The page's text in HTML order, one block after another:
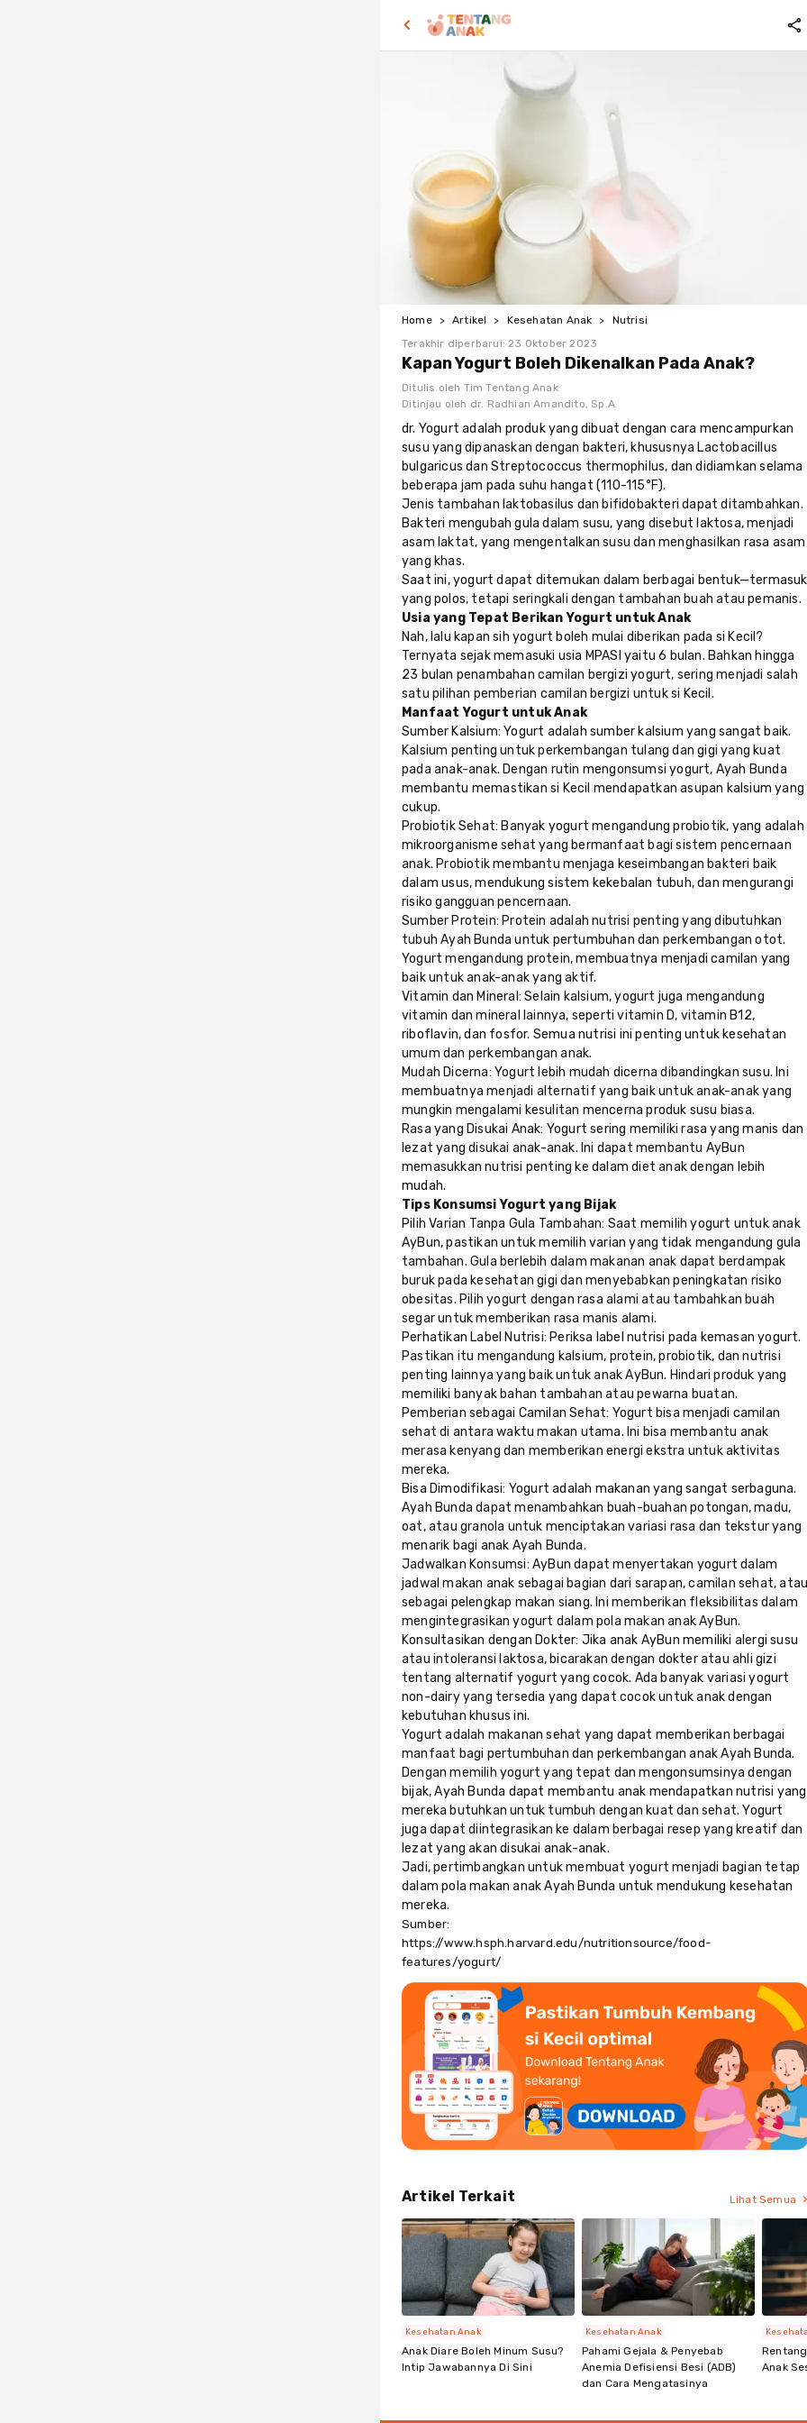
Home > Artikel > Kesehatan Anak >
Nutrisi
Terakhir diperbarui:23 Oktober 2023
Kapan Yogurt Boleh Dikenalkan Pada Anak?
Ditulis oleh Tim Tentang Anak
Ditinjau oleh dr. Radhian Amandito, Sp.A
dr. Yogurt adalah produk yang dibuat dengan cara mencampurkan
susu yang dipanaskan dengan bakteri, khususnya Lactobacillus
bulgaricus dan Streptococcus thermophilus, dan didiamkan selama
beberapa jam pada suhu hangat (110-115°F).
Jenis tambahan laktobasilus dan bifidobakteri dapat ditambahkan.
Bakteri mengubah gula dalam susu, yang disebut laktosa, menjadi
asam laktat, yang mengentalkan susu dan menghasilkan rasa asam
yang khas.
Saat ini, yogurt dapat ditemukan dalam berbagai bentuk—termasuk
yang polos, tetapi seringkali dengan tambahan buah atau pemanis.
Usia yang Tepat Berikan Yogurt untuk Anak
Nah, lalu kapan sih yogurt boleh mulai diberikan pada si Kecil?
Ternyata sejak memasuki usia MPASI yaitu 6 bulan. Bahkan hingga
23 bulan penambahan camilan bergizi yogurt, sering menjadi salah
satu pilihan pemberian camilan bergizi untuk si Kecil.
Manfaat Yogurt untuk Anak
Sumber Kalsium: Yogurt adalah sumber kalsium yang sangat baik.
Kalsium penting untuk perkembangan tulang dan gigi yang kuat
pada anak-anak. Dengan rutin mengonsumsi yogurt, Ayah Bunda
membantu memastikan si Kecil mendapatkan asupan kalsium yang
cukup.
Probiotik Sehat: Banyak yogurt mengandung probiotik, yang adalah
mikroorganisme sehat yang bermanfaat bagi sistem pencernaan
anak. Probiotik membantu menjaga keseimbangan bakteri baik
dalam usus, mendukung sistem kekebalan tubuh, dan mengurangi
risiko gangguan pencernaan.
Sumber Protein: Protein adalah nutrisi penting yang dibutuhkan
tubuh Ayah Bunda untuk pertumbuhan dan perkembangan otot.
Yogurt mengandung protein, membuatnya menjadi camilan yang
baik untuk anak-anak yang aktif.
Vitamin dan Mineral: Selain kalsium, yogurt juga mengandung
vitamin dan mineral lainnya, seperti vitamin D, vitamin B12,
riboflavin, dan fosfor. Semua nutrisi ini penting untuk kesehatan
umum dan perkembangan anak.
Mudah Dicerna: Yogurt lebih mudah dicerna dibandingkan susu. Ini
membuatnya menjadi alternatif yang baik untuk anak-anak yang
mungkin mengalami kesulitan mencerna produk susu biasa.
Rasa yang Disukai Anak: Yogurt sering memiliki rasa yang manis dan
lezat yang disukai anak-anak. Ini dapat membantu AyBun
memasukkan nutrisi penting ke dalam diet anak dengan lebih
mudah.
Tips Konsumsi Yogurt yang Bijak
Pilih Varian Tanpa Gula Tambahan: Saat memilih yogurt untuk anak
AyBun, pastikan untuk memilih varian yang tidak mengandung gula
tambahan. Gula berlebih dalam makanan anak dapat berdampak
buruk pada kesehatan gigi dan menyebabkan peningkatan risiko
obesitas. Pilih yogurt dengan rasa alami atau tambahkan buah
segar untuk memberikan rasa manis alami.
Perhatikan Label Nutrisi: Periksa label nutrisi pada kemasan yogurt.
Pastikan itu mengandung kalsium, protein, probiotik, dan nutrisi
penting lainnya yang baik untuk anak AyBun. Hindari produk yang
memiliki banyak bahan tambahan atau pewarna buatan.
Pemberian sebagai Camilan Sehat: Yogurt bisa menjadi camilan
sehat di antara waktu makan utama. Ini bisa membantu anak
merasa kenyang dan memberikan energi ekstra untuk aktivitas
mereka.
Bisa Dimodifikasi: Yogurt adalah makanan yang sangat serbaguna.
Ayah Bunda dapat menambahkan buah-buahan potongan, madu,
oat, atau granola untuk menciptakan variasi rasa dan tekstur yang
menarik bagi anak Ayah Bunda.
Jadwalkan Konsumsi: AyBun dapat menyertakan yogurt dalam
jadwal makan anak sebagai bagian dari sarapan, camilan sehat,
sebagai pelengkap makan siang. Ini memberikan fleksibilitas dalam
mengintegrasikan yogurt dalam pola makan anak AyBun.
Konsultasikan dengan Dokter: Jika anak AyBun memiliki alergi susu
atau intoleransi laktosa, bicarakan dengan dokter atau ahli gizi
tentang alternatif yogurt yang cocok. Ada banyak variasi yogurt
non-dairy yang tersedia yang dapat cocok untuk anak dengan
kebutuhan khusus ini.
Yogurt adalah makanan sehat yang dapat memberikan berbagai
manfaat bagi pertumbuhan dan perkembangan anak Ayah Bunda.
Dengan memilih yogurt yang tepat dan mengonsumsinya dengan
bijak, Ayah Bunda dapat membantu anak mendapatkan nutrisi yang
mereka butuhkan untuk tumbuh dengan kuat dan sehat. Yogurt
juga dapat diintegrasikan ke dalam berbagai resep yang kreatif dan
lezat yang akan disukai anak-anak.
Jadi, pertimbangkan untuk membuat yogurt menjadi bagian tetap
dalam pola makan anak Ayah Bunda untuk mendukung kesehatan
mereka.
Sumber:
https://www.hsph.harvard.edu/nutritionsource/food-
features/yogurt/
Artikel Terkait Lihat Semua
Anak Diare Boleh Minum Susu?
Intip Jawabannya Di Sini
Kesehatan Anak
Pahami Gejala & Penyebab
Anemia Defisiensi Besi (ADB)
dan Cara Mengatasinya
Kesehatan Anak
Anak